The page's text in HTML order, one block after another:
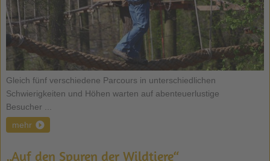
Gleich fünf verschiedene Parcours in unterschiedlichen
Schwierigkeiten und Höhen warten auf abenteuerlustige
Besucher ...
mehr
„Auf den Spuren der Wildtiere“